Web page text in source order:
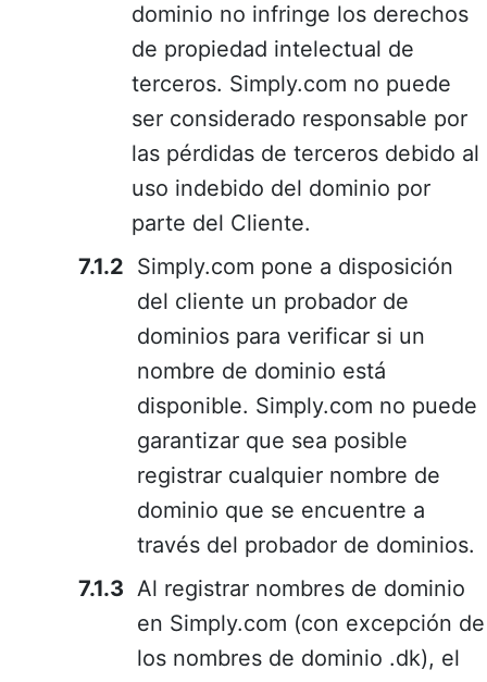
dominio no infringe los derechos
de propiedad intelectual de
terceros. Simply.com no puede
ser considerado responsable por
las pérdidas de terceros debido al
uso indebido del dominio por
parte del Cliente.
Simply.com pone a disposición
del cliente un probador de
dominios para verificar si un
nombre de dominio está
disponible. Simply.com no puede
garantizar que sea posible
registrar cualquier nombre de
dominio que se encuentre a
través del probador de dominios.
Al registrar nombres de dominio
en Simply.com (con excepción de
los nombres de dominio .dk), el